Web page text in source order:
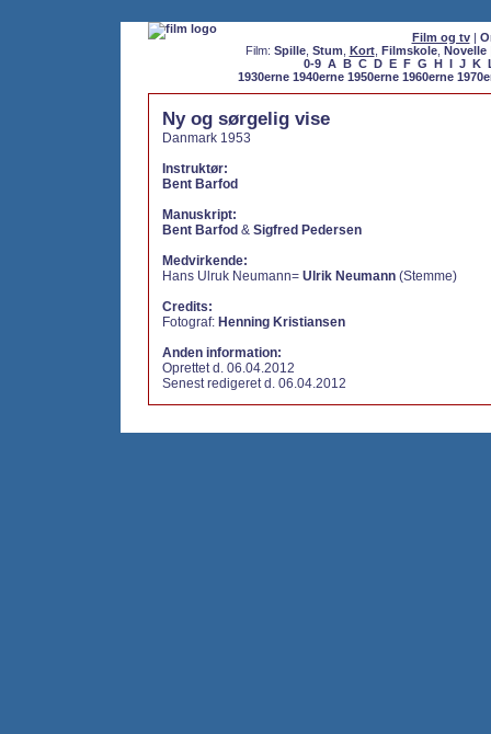
Film og tv|
Film: Spille, Stum Kort, Filmskole, Novelle
0-9 A B C D E F G H I J K
1930erne 1940erne 1950erne 1960erne
Ny og sørgelig vise
Danmark 1953
Instruktør:
Bent Barfod
Manuskript:
Bent Barfod & Sigfred Pedersen
Medvirkende:
Hans Ulruk Neumann= Ulrik Neumann (Stemme)
Credits:
Fotograf: Henning Kristiansen
Anden information:
Oprettet d. 06.04.2012
Senest redigeret d. 06.04.2012